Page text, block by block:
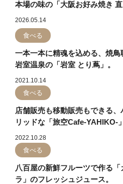
本場の味の「大阪お好み焼き 直
2026.05.14
食べる
一本一本に精魂を込める、焼鳥
岩室温泉の「岩室 とり蔦」。
2021.10.14
食べる
店舗販売も移動販売もできる、
リッドな「旅空Cafe-YAHIKO-
2022.10.28
食べる
八百屋の新鮮フルーツで作る「
ラ」のフレッシュジュース。